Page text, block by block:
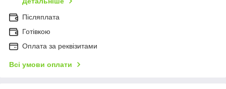
Післяплата
Готівкою
Оплата за реквізитами
Всі умови оплати